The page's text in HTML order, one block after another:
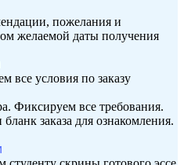
пожелания и
желаемой даты получения
все условия по заказу
Фиксируем все требования.
заказа для ознакомления.